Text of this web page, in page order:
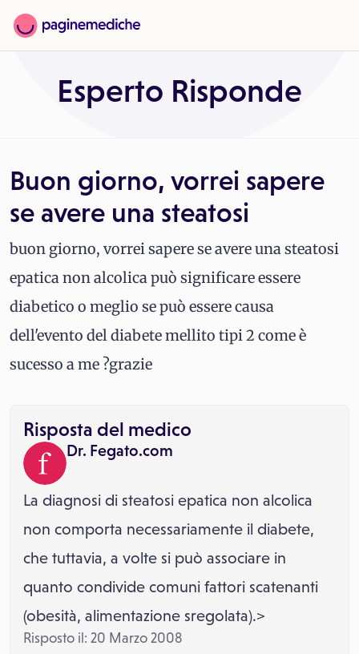
Esperto Risponde
Buon giorno, vorrei sapere
se avere una steatosi
buon giorno, vorrei sapere se avere una steatosi
epatica non alcolica può significare essere
diabetico o meglio se può essere causa
dell'evento del diabete mellito tipi 2 come è
sucesso a me ?grazie
Risposta del medico
Dr. Fegato.com
La diagnosi di steatosi epatica non alcolica
non comporta necessariamente il diabete,
che tuttavia, a volte si può associare in
quanto condivide comuni fattori scatenanti
(obesità, alimentazione sregolata).>
Risposto il: 20 Marzo 2008